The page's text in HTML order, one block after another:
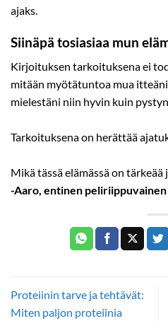
ajaks.
Siinäpä tosiasiaa mun
Kirjoituksen tarkoituksena ei
mitään myötätuntoa mua
mielestäni niin hyvin kuin
Tarkoituksena on herättää
Mikä tässä elämässä on tärkeää
-Aaro, entinen peliriippuvainen
Proteiinin tarve ja tehtävät:
Miten paljon proteiinia